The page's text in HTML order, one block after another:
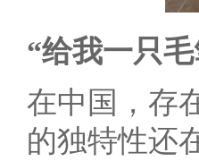
“给我一只
在中国，存
的独特性还